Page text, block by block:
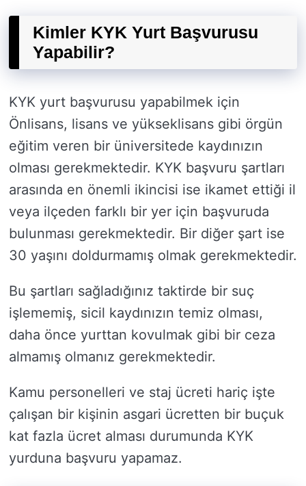
Kimler KYK Yurt Başvurusu
Yapabilir?
KYK yurt başvurusu yapabilmek için
Önlisans, lisans ve yükseklisans gibi örgün
eğitim veren bir üniversitede kaydınızın
olması gerekmektedir. KYK başvuru şartları
arasında en önemli ikincisi ise ikamet ettiği il
veya ilçeden farklı bir yer için başvuruda
bulunması gerekmektedir. Bir diğer şart ise
30 yaşını doldurmamış olmak gerekmektedir.
Bu şartları sağladığınız taktirde bir suç
işlememiş, sicil kaydınızın temiz olması,
daha önce yurttan kovulmak gibi bir ceza
almamış olmanız gerekmektedir.
Kamu personelleri ve staj ücreti hariç işte
çalışan bir kişinin asgari ücretten bir buçuk
kat fazla ücret alması durumunda KYK
yurduna başvuru yapamaz.